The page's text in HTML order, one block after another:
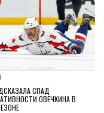
СПАД
ОВЕЧКИНА В